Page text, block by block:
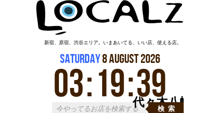
代々木八幡
新宿、原宿、渋谷エリア。いまあいてる、いい店、使える店。
Saturday8August2026
03:19:40
検索